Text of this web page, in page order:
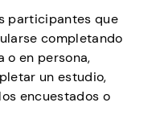
participantes que
completando
o en persona,
un estudio,
encuestados o